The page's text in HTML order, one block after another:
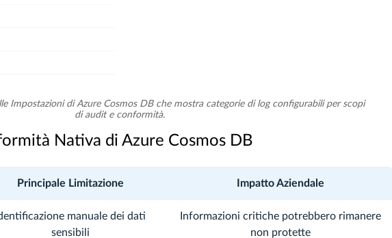
Impostazioni di Azure Cosmos DB che mostra categorie di log configurabili per scopi
di audit e conformità.
Nativa di Azure Cosmos DB
Principale Limitazione Impatto Aziendale
manuale dei dati
sensibili
Informazioni critiche potrebbero rimanere
non protette